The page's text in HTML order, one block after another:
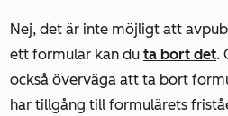
Nej, det är inte möjligt att
ett formulär kan du ta bort det.
också överväga att ta bort
har tillgång till formulärets